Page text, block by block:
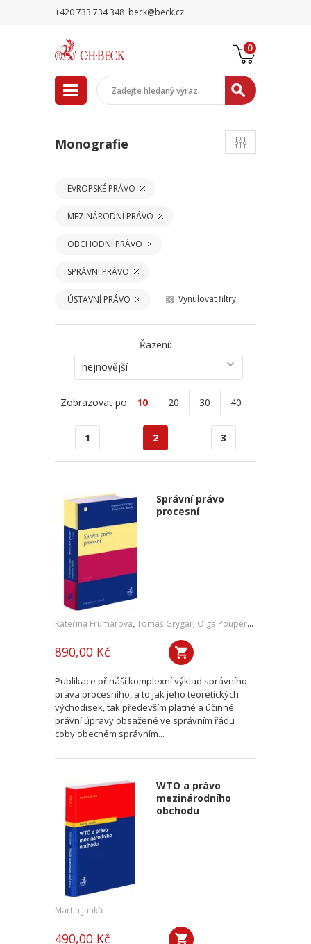
+420 733 734 348 beck@beck.cz
0
Monografie
EVROPSKÉ PRÁVO
MEZINÁRODNÍ PRÁVO
OBCHODNÍ PRÁVO
SPRÁVNÍ PRÁVO
ÚSTAVNÍ PRÁVO Vynulovat filtry
Řazení:
nejnovější
Zobrazovat po 10 20 30 40
1 2 3
Správní právo
procesní
Kateřina Frumarová, Tomáš Grygar, Olga Pouperová
890,00 Kč
Publikace přináší komplexní výklad správního
práva procesního, a to jak jeho teoretických
východisek, tak především platné a účinné
právní úpravy obsažené ve správním řádu
coby obecném správním...
WTO a právo
mezinárodního
obchodu
Martin Janků
490,00 Kč